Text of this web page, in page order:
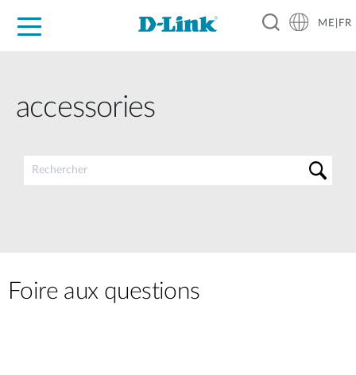
ME|FR
accessories
Foire aux questions